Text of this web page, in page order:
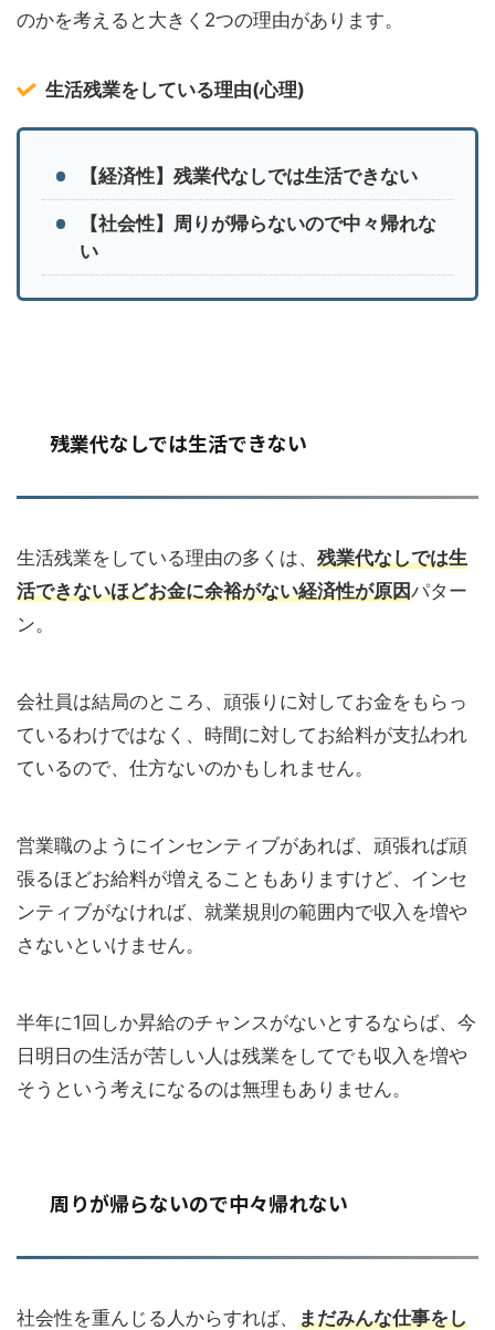
のかを考えると大きく2つの理由があります。
生活残業をしている理由(心理)
【経済性】残業代なしでは生活できない
【社会性】周りが帰らないので中々帰れな
い
残業代なしでは生活できない
生活残業をしている理由の多くは、 残業代なしでは生
活できないほどお金に余裕がない経済性が原因パター
ン。
会社員は結局のところ、頑張りに対してお金をもらっ
ているわけではなく、時間に対してお給料が支払われ
ているので、仕方ないのかもしれません。
営業職のようにインセンティブがあれば、頑張れば頑
張るほどお給料が増えることもありますけど、インセ
ンティブがなければ、就業規則の範囲内で収入を増や
さないといけません。
半年に1回しか昇給のチャンスがないとするならば、今
日明日の生活が苦しい人は残業をしてでも収入を増や
そうという考えになるのは無理もありません。
周りが帰らないので中々帰れない
社会性を重んじる人からすれば、 まだみんな仕事をし